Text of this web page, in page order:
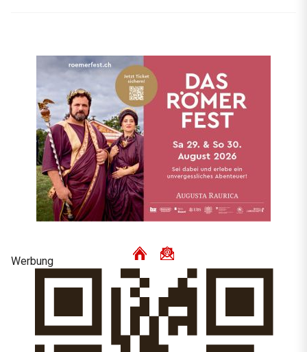
Werbung